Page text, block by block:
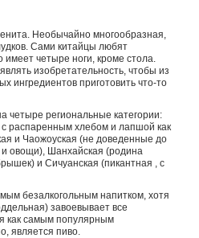
Необычайно многообразная,
Сами китайцы любят
имеет четыре ноги, кроме стола.
изобретательность, чтобы из
ингредиентов приготовить что-то
четыре региональные категории:
распаренным хлебом и лапшой как
и Чаожоуская (не доведенные до
овощи), Шанхайская (родина
и Сичуанская (пикантная , с
безалкогольным напитком, хотя
завоевывает все
как самым популярным
является пиво.